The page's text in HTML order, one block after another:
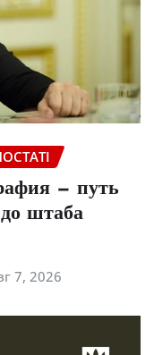
— путь
штаба
7, 2026